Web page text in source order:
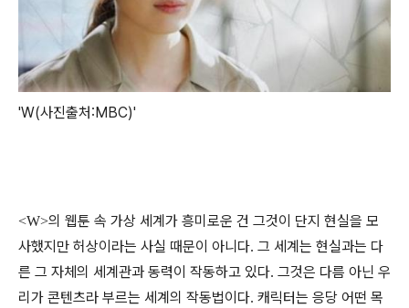
'W(사진출처:MBC)'
<W>의 웹툰 속 가상 세계가 흥미로운 건 그것이 단지 현실을 모
사했지만 허상이라는 사실 때문이 아니다. 그 세계는 현실과는 다
른 그 자체의 세계관과 동력이 작동하고 있다. 그것은 다름 아닌 우
리가 콘텐츠라 부르는 세계의 작동법이다. 캐릭터는 응당 어떤 목